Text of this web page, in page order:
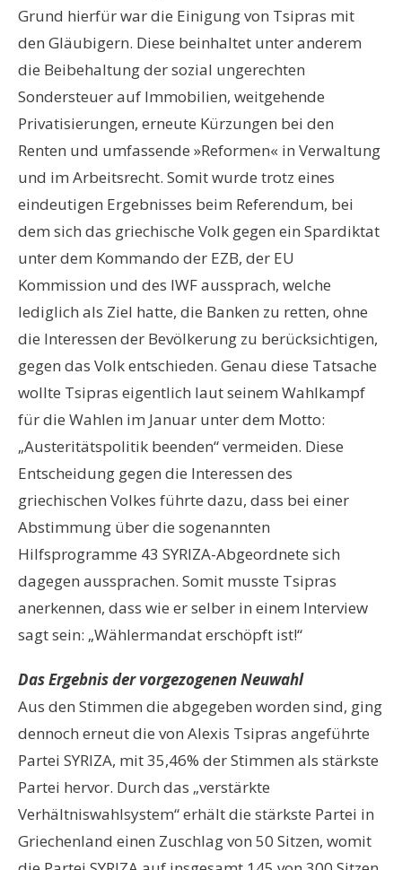
Grund hierfür war die Einigung von Tsipras mit
den Gläubigern. Diese beinhaltet unter anderem
die Beibehaltung der sozial ungerechten
Sondersteuer auf Immobilien, weitgehende
Privatisierungen, erneute Kürzungen bei den
Renten und umfassende »Reformen« in Verwaltung
und im Arbeitsrecht. Somit wurde trotz eines
eindeutigen Ergebnisses beim Referendum, bei
dem sich das griechische Volk gegen ein Spardiktat
unter dem Kommando der EZB, der EU
Kommission und des IWF aussprach, welche
lediglich als Ziel hatte, die Banken zu retten, ohne
die Interessen der Bevölkerung zu berücksichtigen,
gegen das Volk entschieden. Genau diese Tatsache
wollte Tsipras eigentlich laut seinem Wahlkampf
für die Wahlen im Januar unter dem Motto:
„Austeritätspolitik beenden“ vermeiden. Diese
Entscheidung gegen die Interessen des
griechischen Volkes führte dazu, dass bei einer
Abstimmung über die sogenannten
Hilfsprogramme 43 SYRIZA-Abgeordnete sich
dagegen aussprachen. Somit musste Tsipras
anerkennen, dass wie er selber in einem Interview
sagt sein: „Wählermandat erschöpft ist!“
Das Ergebnis der vorgezogenen Neuwahl
Aus den Stimmen die abgegeben worden sind, ging
dennoch erneut die von Alexis Tsipras angeführte
Partei SYRIZA, mit 35,46% der Stimmen als stärkste
Partei hervor. Durch das „verstärkte
Verhältniswahlsystem“ erhält die stärkste Partei in
Griechenland einen Zuschlag von 50 Sitzen, womit